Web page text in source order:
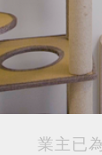
業主已